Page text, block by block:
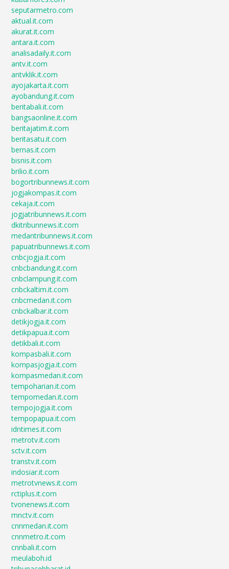
seputarmetro.com
aktual.it.com
akurat.it.com
antara.it.com
analisadaily.it.com
antv.it.com
antvklik.it.com
ayojakarta.it.com
ayobandung.it.com
beritabali.it.com
bangsaonline.it.com
beritajatim.it.com
beritasatu.it.com
bernas.it.com
bisnis.it.com
brilio.it.com
bogortribunnews.it.com
jogjakompas.it.com
cekaja.it.com
jogjatribunnews.it.com
dkitribunnews.it.com
medantribunnews.it.com
papuatribunnews.it.com
cnbcjogja.it.com
cnbcbandung.it.com
cnbclampung.it.com
cnbckaltim.it.com
cnbcmedan.it.com
cnbckalbar.it.com
detikjogja.it.com
detikpapua.it.com
detikbali.it.com
kompasbali.it.com
kompasjogja.it.com
kompasmedan.it.com
tempoharian.it.com
tempomedan.it.com
tempojogja.it.com
tempopapua.it.com
idntimes.it.com
metrotv.it.com
sctv.it.com
transtv.it.com
indosiar.it.com
metrotvnews.it.com
rctiplus.it.com
tvonenews.it.com
mnctv.it.com
cnnmedan.it.com
cnnmetro.it.com
cnnbali.it.com
meulaboh.id